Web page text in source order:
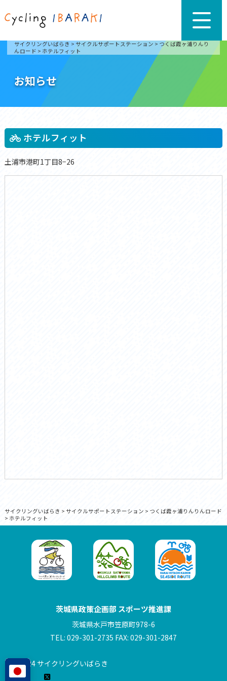
サイクリングいばらき > サイクルサポートステーション > つくば霞ヶ浦りんり
んロード > ホテルフィット
お知らせ
ホテルフィット
土浦市港町1丁目8−26
サイクリングいばらき > サイクルサポートステーション > つくば霞ヶ浦りんりんロード
> ホテルフィット
茨城県政策企画部 スポーツ推進課
茨城県水戸市笠原町978-6
TEL: 029-301-2735 FAX: 029-301-2847
© 2024 サイクリングいばらき